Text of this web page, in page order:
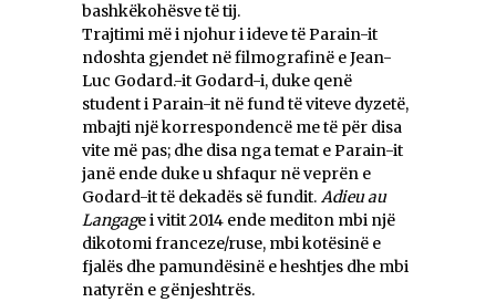
bashkëkohësve të tij.
Trajtimi më i njohur i ideve të Parain-it
ndoshta gjendet në filmografinë e Jean-
Luc Godard.-it Godard-i, duke qenë
student i Parain-it në fund të viteve dyzetë,
mbajti një korrespondencë me të për disa
vite më pas; dhe disa nga temat e Parain-it
janë ende duke u shfaqur në veprën e
Godard-it të dekadës së fundit. Adieu au
Langage i vitit 2014 ende mediton mbi një
dikotomi franceze/ruse, mbi kotësinë e
fjalës dhe pamundësinë e heshtjes dhe mbi
natyrën e gënjeshtrës.